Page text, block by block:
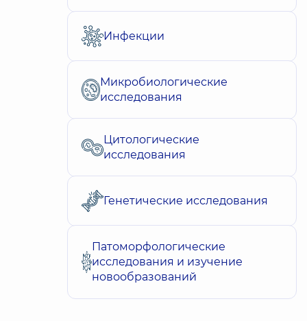
Инфекции
Микробиологические
исследования
Цитологические
исследования
Генетические исследования
Патоморфологические
исследования и изучение
новообразований